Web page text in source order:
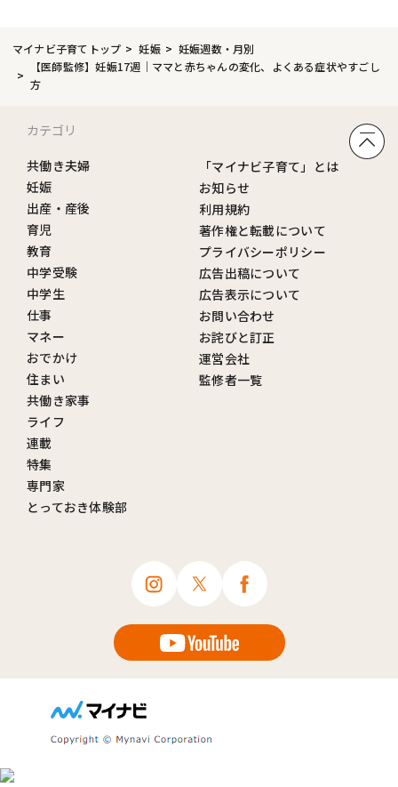
マイナビ子育てトップ 妊娠
妊娠週数・月別
【医師監修】妊娠17週｜ママと赤ちゃんの変化、よくある症状やすごし
方
カテゴリ
共働き夫婦
妊娠
出産・産後
育児
教育
中学受験
中学生
仕事
マネー
おでかけ
住まい
共働き家事
ライフ
連載
特集
専門家
とっておき体験部
「マイナビ子育て」とは
お知らせ
利用規約
著作権と転載について
プライバシーポリシー
広告出稿について
広告表示について
お問い合わせ
お詫びと訂正
運営会社
監修者一覧